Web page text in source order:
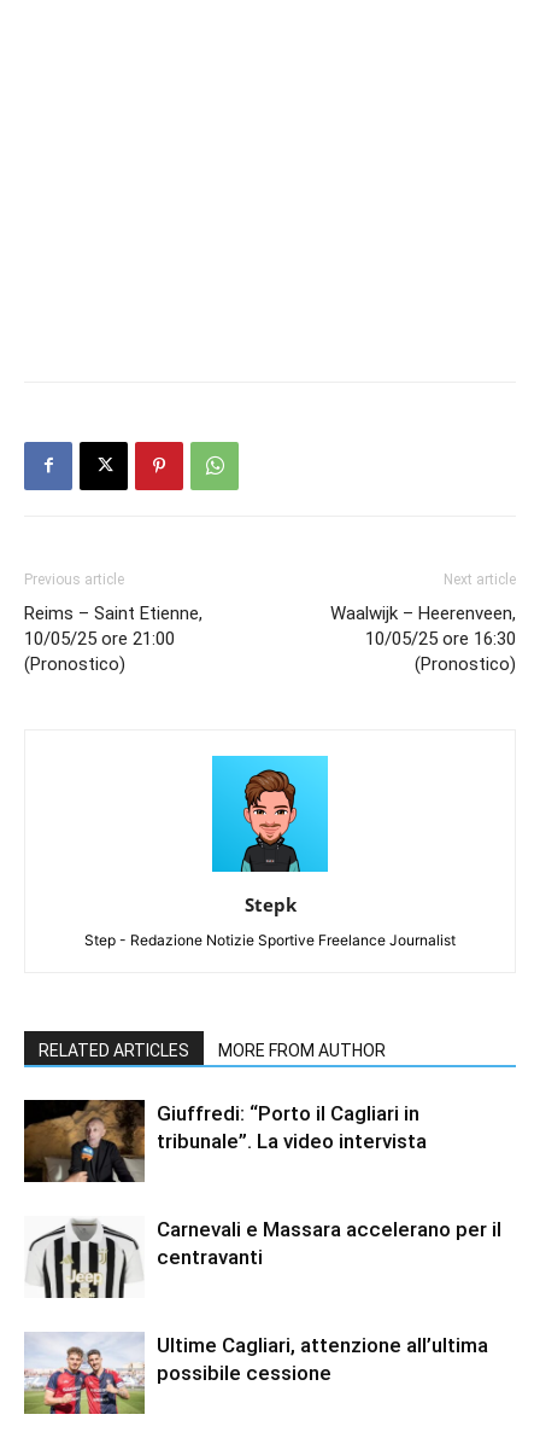
Previous article
Reims – Saint Etienne,
10/05/25 ore 21:00
(Pronostico)
Next article
Waalwijk – Heerenveen,
10/05/25 ore 16:30
(Pronostico)
Stepk
Step - Redazione Notizie Sportive Freelance Journalist
RELATED ARTICLES MORE FROM AUTHOR
Giuffredi: “Porto il Cagliari in
tribunale”. La video intervista
Carnevali e Massara accelerano per il
centravanti
Ultime Cagliari, attenzione all’ultima
possibile cessione